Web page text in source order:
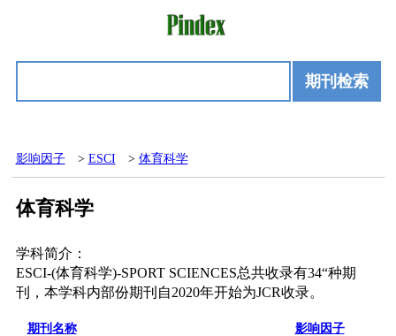
期刊检索
影响因子 > ESCI > 体育科学
体育科学
学科简介：
ESCI-(体育科学)-SPORT SCIENCES总共收录有34“种期
刊，本学科内部份期刊自2020年开始为JCR收录。
期刊名称 影响因子